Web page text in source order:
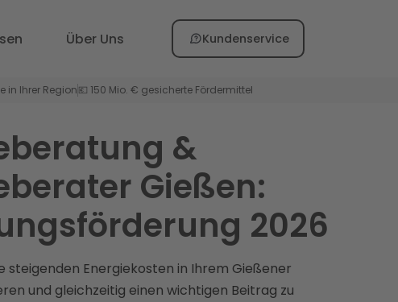
Über Uns Kundenservice
in Ihrer Region💶 150 Mio. € gesicherte Fördermittel
&
Gießen:
2026
steigenden Energiekosten in Ihrem Gießener
und gleichzeitig einen wichtigen Beitrag zu